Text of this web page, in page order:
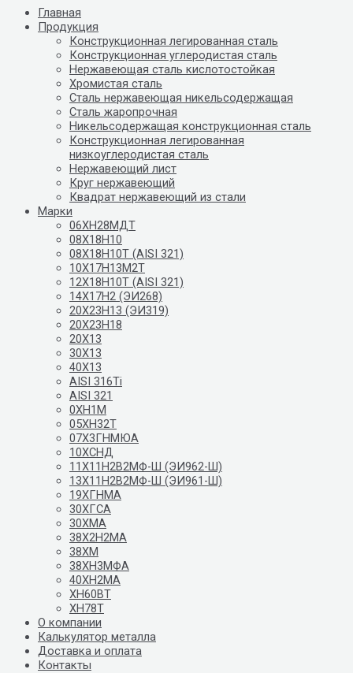
Главная
Продукция
Конструкционная легированная сталь
Конструкционная углеродистая сталь
Нержавеющая сталь кислотостойкая
Хромистая сталь
Сталь нержавеющая никельсодержащая
Сталь жаропрочная
Никельсодержащая конструкционная сталь
Конструкционная легированная
низкоуглеродистая сталь
Нержавеющий лист
Круг нержавеющий
Квадрат нержавеющий из стали
Марки
06ХН28МДТ
08Х18Н10
08Х18Н10Т (AISI 321)
10Х17Н13М2Т
12Х18Н10Т (AISI 321)
14Х17Н2 (ЭИ268)
20Х23Н13 (ЭИ319)
20Х23Н18
20Х13
30Х13
40Х13
AISI 316Ti
AISI 321
0ХН1М
05ХН32Т
07Х3ГНМЮА
10ХСНД
11Х11Н2В2МФ-Ш (ЭИ962-Ш)
13Х11Н2В2МФ-Ш (ЭИ961-Ш)
19ХГНМА
30ХГСА
30ХМА
38Х2Н2МА
38ХМ
38ХН3МФА
40ХН2МА
ХН60ВТ
ХН78Т
О компании
Калькулятор металла
Доставка и оплата
Контакты